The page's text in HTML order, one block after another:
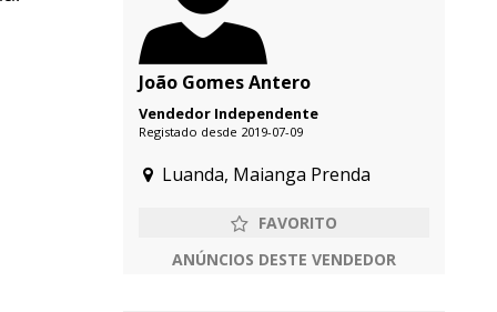
João Gomes Antero
Vendedor Independente
Registado desde 2019-07-09
Luanda, Maianga Prenda
ANÚNCIOS DESTE VENDEDOR